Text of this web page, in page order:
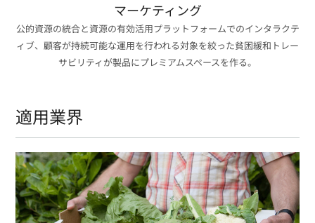
マーケティング
公的資源の統合と資源の有効活用プラットフォームでのインタラクテ
ィブ、顧客が持続可能な運用を行われる対象を絞った貧困緩和トレー
サビリティが製品にプレミアムスペースを作る。
適用業界